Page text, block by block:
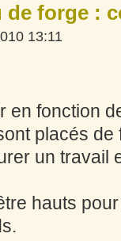
de forge :
13:11
en fonction
placés
un travail
hauts